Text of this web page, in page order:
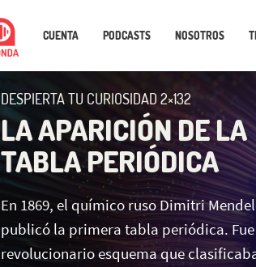
CUENTA PODCASTS NOSOTROS
DESPIERTA TU CURIOSIDAD 2×132
LA APARICIÓN DE LA
TABLA PERIÓDICA
En 1869, el químico ruso Dimitri
publicó la primera tabla periódica.
revolucionario esquema que